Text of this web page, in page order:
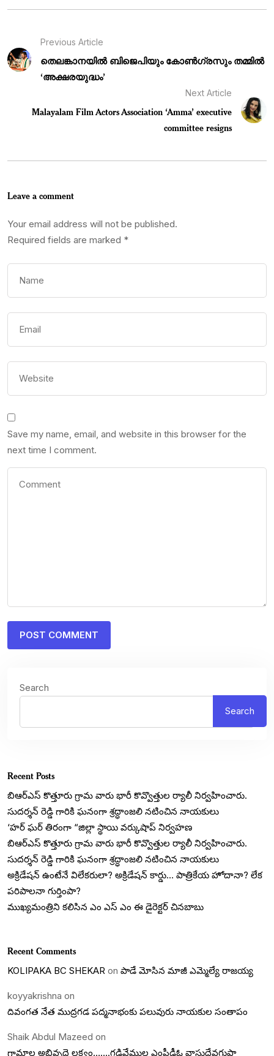
Previous Article
തെലങ്കാനയിൽ ബിജെപിയും കോൺഗ്രസും തമ്മിൽ
‘അക്ഷരയുദ്ധം’
Next Article
Malayalam Film Actors Association ‘Amma’ executive
committee resigns
Leave a comment
Your email address will not be published.
Required fields are marked *
Save my name, email, and website in this browser for the
next time I comment.
Search
Search
Recent Posts
బిఆర్ఎస్ కొత్తూరు గ్రామ వారు భారీ కొవ్వొత్తుల ర్యాలీ నిర్వహించారు.
సుదర్శన్ రెడ్డి గారికి ఘనంగా శ్రద్ధాంజలి నటించిన నాయకులు
‘హర్ ఘర్ తిరంగా “జిల్లా స్థాయి వర్కుషాప్ నిర్వహణ
బిఆర్ఎస్ కొత్తూరు గ్రామ వారు భారీ కొవ్వొత్తుల ర్యాలీ నిర్వహించారు.
సుదర్శన్ రెడ్డి గారికి ఘనంగా శ్రద్ధాంజలి నటించిన నాయకులు
అక్రిడేషన్ ఉంటేనే విలేకరులా? అక్రిడేషన్ కార్డు… పాత్రికేయ హోదానా? లేక
పరిపాలనా గుర్తింపా?
ముఖ్యమంత్రిని కలిసిన ఎం ఎస్ ఎం ఈ డైరెక్టర్ చినబాబు
Recent Comments
KOLIPAKA BC SHEKAR on పాడే మోసిన మాజీ ఎమ్మెల్యే రాజయ్య
koyyakrishna on
దివంగత నేత ముద్రగడ పద్మనాభంకు పలువురు నాయకుల సంతాపం
Shaik Abdul Mazeed on
గ్రామాల అభివృద్దె లక్ష్యం…….గడివేముల ఎంపీడీఓ వాసుదేవగుప్తా